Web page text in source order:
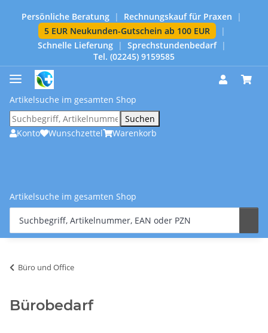
Persönliche Beratung | Rechnungskauf für Praxen
|
5 EUR Neukunden-Gutschein ab 100 EUR
|
Schnelle Lieferung
| Sprechstundenbedarf
|
Tel. (02245) 9159585
Artikelsuche im gesamten Shop
Suchen
Konto
Wunschzettel Warenkorb
Artikelsuche im gesamten Shop
Büro und Office
Bürobedarf